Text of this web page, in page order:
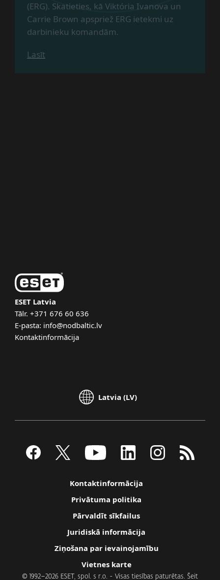
(ERG). Skatieties, kā Viktória Ivanova un
Carrie Brown apspriež ERG ietekmi uz
darbinieku komandām.
Lasīt
ESET Latvia
Tālr. +371 676 60 636
E-pasta: info@nodbaltic.lv
Kontaktinformācija
Latvia (LV)
Kontaktinformācija
Privātuma politika
Pārvaldīt sīkfailus
Juridiskā informācija
Ziņošana par ievainojamību
Vietnes karte
© 1992–2026 ESET, spol. s r.o. - Visas tiesības paturētas. Šeit